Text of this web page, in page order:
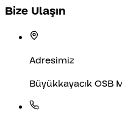
Bize Ulaşın
Adresimiz
Büyükkayacık OSB